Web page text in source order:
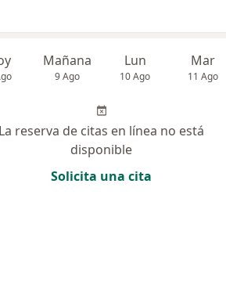
Mañana
9 Ago
Lun
10 Ago
Mar
11 Ago
La reserva de citas en línea no está
disponible
Solicita una cita